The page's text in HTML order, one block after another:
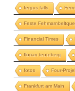
fergus falls
Feste
Financial Times
florian teuteberg
fotos Four-
Frankfurt am Main